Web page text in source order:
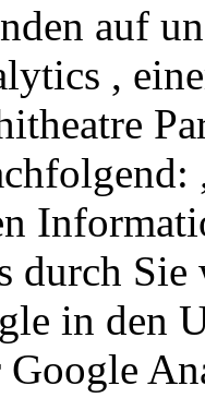
auf
,
durch
in den
Google